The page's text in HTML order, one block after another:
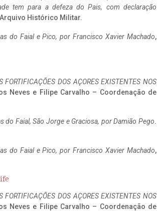
tem para a defeza do Pais, com declaração
Histórico Militar.
do Faial e Pico, por Francisco Xavier Machado,
FORTIFICAÇÕES DOS AÇORES EXISTENTES NOS
Neves e Filipe Carvalho – Coordenação de
do Faial, São Jorge e Graciosa, por Damião Pego.
do Faial e Pico, por Francisco Xavier Machado,
FORTIFICAÇÕES DOS AÇORES EXISTENTES NOS
Neves e Filipe Carvalho – Coordenação de